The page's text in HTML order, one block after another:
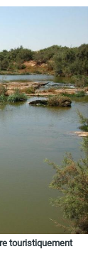
touristiquement